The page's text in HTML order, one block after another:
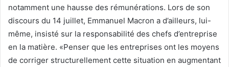
notamment une hausse des rémunérations. Lors de son
discours du 14 juillet, Emmanuel Macron a d’ailleurs, lui-
même, insisté sur la responsabilité des chefs d’entreprise
en la matière. «Penser que les entreprises ont les moyens
de corriger structurellement cette situation en augmentant